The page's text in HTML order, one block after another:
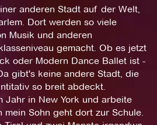
anderen Stadt auf der Welt,
Dort werden so viele
Musik und anderen
gemacht. Ob es jetzt
oder Modern Dance Ballet ist -
gibt's keine andere Stadt, die
so breit abdeckt.
Jahr in New York und arbeite
Sohn geht dort zur Schule.